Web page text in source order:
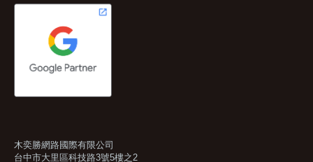
木奕勝網路國際有限公司
台中市大里區科技路3號5樓之2